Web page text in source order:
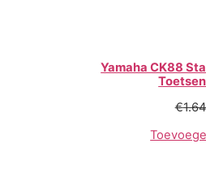
Yamaha CK88
€